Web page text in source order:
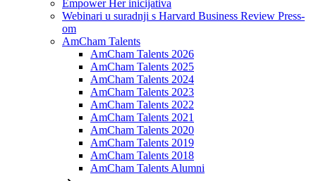
Empower Her inicijativa
Webinari u suradnji s Harvard Business Review Press-
om
AmCham Talents
AmCham Talents 2026
AmCham Talents 2025
AmCham Talents 2024
AmCham Talents 2023
AmCham Talents 2022
AmCham Talents 2021
AmCham Talents 2020
AmCham Talents 2019
AmCham Talents 2018
AmCham Talents Alumni